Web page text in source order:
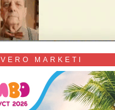
VERO MARKETI